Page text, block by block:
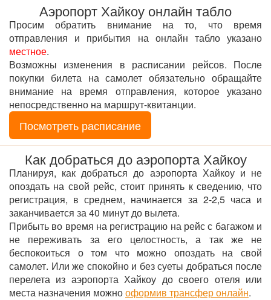
Аэропорт Хайкоу онлайн табло
Просим обратить внимание на то, что время
отправления и прибытия на онлайн табло указано
местное.
Возможны изменения в расписании рейсов. После
покупки билета на самолет обязательно обращайте
внимание на время отправления, которое указано
непосредственно на маршрут-квитанции.
Посмотреть расписание
Как добраться до аэропорта Хайкоу
Планируя, как добраться до аэропорта Хайкоу и не
опоздать на свой рейс, стоит принять к сведению, что
регистрация, в среднем, начинается за 2-2,5 часа и
заканчивается за 40 минут до вылета.
Прибыть во время на регистрацию на рейс с багажом и
не переживать за его целостность, а так же не
беспокоиться о том что можно опоздать на свой
самолет. Или же спокойно и без суеты добраться после
перелета из аэропорта Хайкоу до своего отеля или
места назначения можнооформив трансфер онлайн.